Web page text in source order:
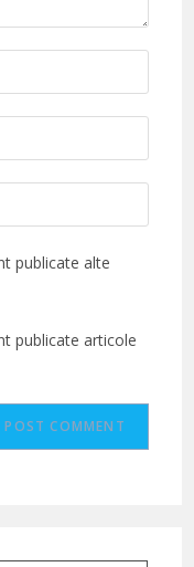
publicate alte
publicate articole